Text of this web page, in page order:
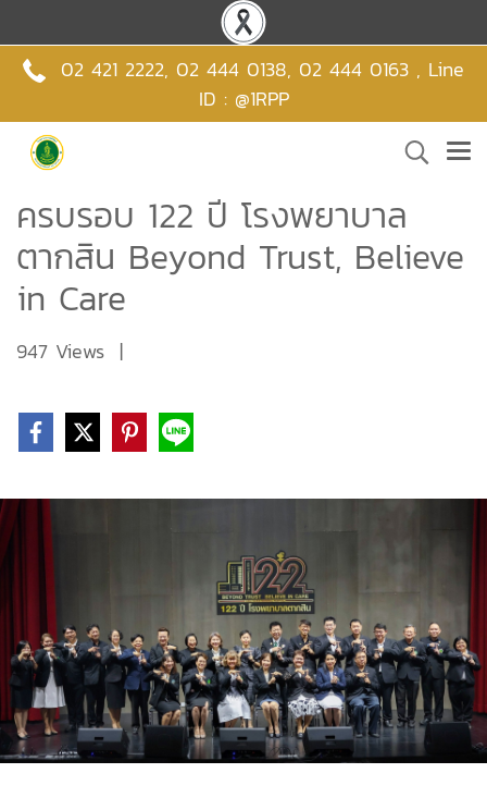
02 421 2222, 02 444 0138, 02 444 0163 , Line
ID : @1RPP
ครบรอบ 122 ปี โรงพยาบาล
ตากสิน Beyond Trust, Believe
in Care
947 Views |